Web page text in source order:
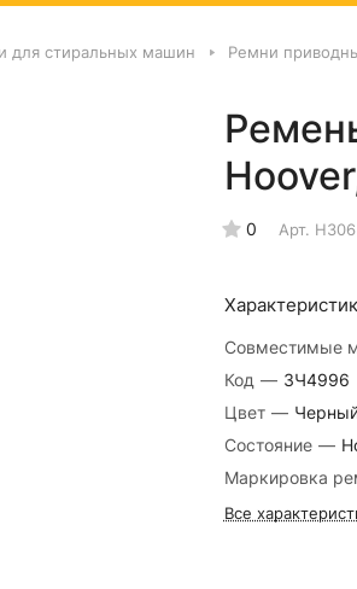
для стиральных машин Ремни
0 Арт. H306
Совместимые
Код — ЗЧ4996
Цвет —
Состояние —
Маркировка
Все